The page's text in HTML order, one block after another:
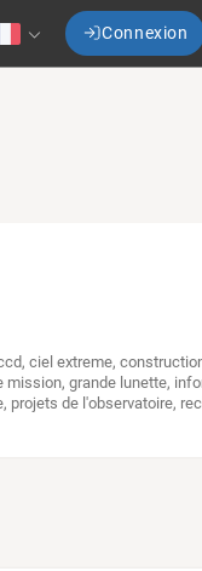
Connexion
,ciel extreme,
mission,grande lunette,
, projets de l'observatoire,